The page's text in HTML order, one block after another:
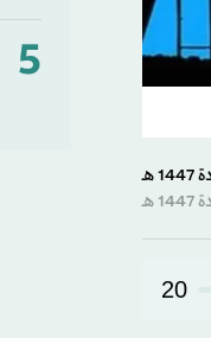
20
5